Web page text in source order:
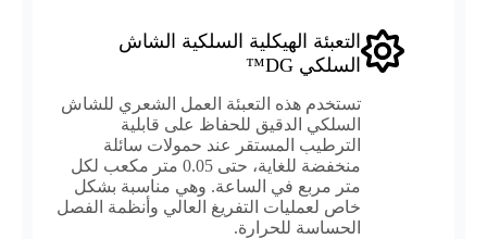
التعبئة الهيكلية السلكية الشاش
السلكي DG™
تستخدم هذه التعبئة العمل الشعري للشاش
السلكي الدقيق للحفاظ على قابلية
الترطيب المستقر عند حمولات سائلة
منخفضة للغاية، حتى 0.05 متر مكعب لكل
متر مربع في الساعة. وهي مناسبة بشكل
خاص لعمليات التفريغ العالي وأنظمة الفصل
الحساسة للحرارة.